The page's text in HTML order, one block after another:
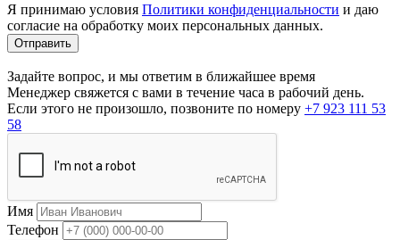
Я принимаю условия Политики конфиденциальности и даю
согласие на обработку моих персональных данных.
Задайте вопрос, и мы ответим в ближайшее время
Менеджер свяжется с вами в течение часа в рабочий день.
Если этого не произошло, позвоните по номеру +7 923 111 53
58
Имя
Телефон